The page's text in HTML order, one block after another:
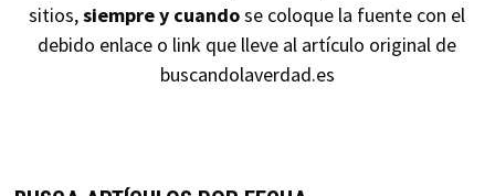
sitios,siempre y cuandose coloque la fuente con el
debido enlace o link que lleve al artículo original de
buscandolaverdad.es